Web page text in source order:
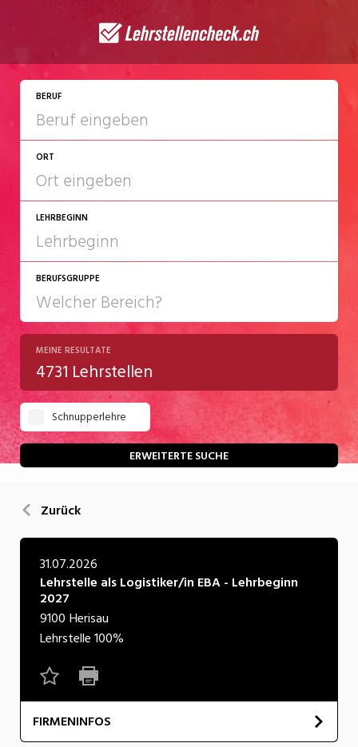
BERUF
ORT
LEHRBEGINN
2027
2028
BERUFSGRUPPE
Chemie/Pharma
Gastgewerbe
Gesundheit/Pflege/Soziales
Handwerk/Technik
Kultur
Natur
Verkehr/Logistik
Wirtschaft/Verwaltung
MEINE RESULTATE
4731 Lehrstellen
Schnupperlehre
ERWEITERTE SUCHE
Zurück
31.07.2026
Lehrstelle als Logistiker/in EBA - Lehrbeginn
2027
9100 Herisau
Lehrstelle100%
FIRMENINFOS